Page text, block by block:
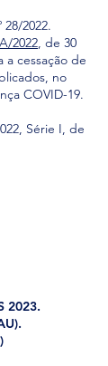
2022.
2022, de 30
cessação de
no
COVID-19.
Série I, de
2023.